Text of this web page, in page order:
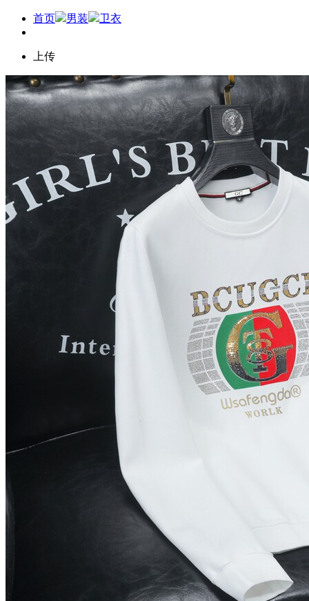
首页 男装 卫衣
上传